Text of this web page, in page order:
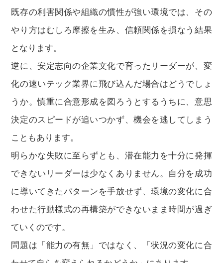
既存の利害関係や組織の慣性が強い環境では、その
やり方はむしろ摩擦を生み、信頼関係を損なう結果
となります。
逆に、安定志向の企業文化で育ったリーダーが、変
化の速いテック業界に飛び込んだ場合はどうでしょ
うか。慎重に合意形成を図ろうとするうちに、意思
決定のスピードが追いつかず、機会を逃してしまう
こともあります。
明らかな失敗に至らずとも、潜在能力を十分に発揮
できないリーダーは少なくありません。自分を成功
に導いてきたパターンを手放せず、環境の変化に合
わせた行動様式の再構築ができないまま時間が過ぎ
ていくのです。
問題は「能力の有無」ではなく、「状況の変化に合